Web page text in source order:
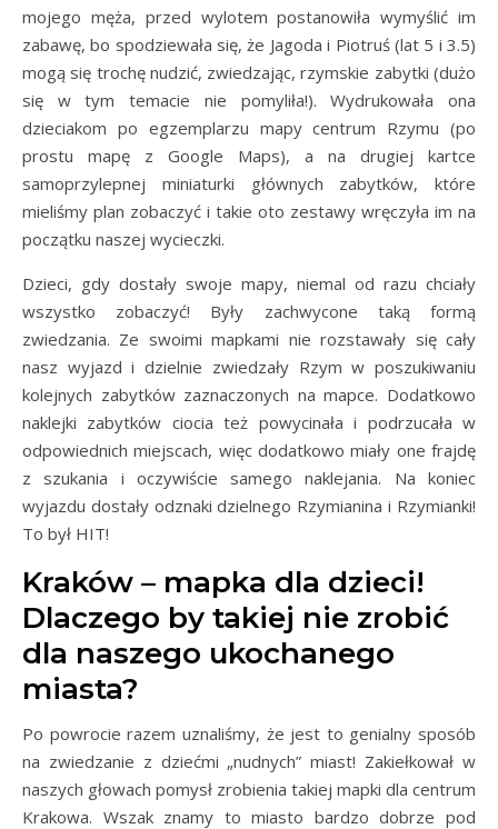
mojego męża, przed wylotem postanowiła wymyślić im
zabawę, bo spodziewała się, że Jagoda i Piotruś (lat 5 i 3.5)
mogą się trochę nudzić, zwiedzając, rzymskie zabytki (dużo
się w tym temacie nie pomyliła!). Wydrukowała ona
dzieciakom po egzemplarzu mapy centrum Rzymu (po
prostu mapę z Google Maps), a na drugiej kartce
samoprzylepnej miniaturki głównych zabytków, które
mieliśmy plan zobaczyć i takie oto zestawy wręczyła im na
początku naszej wycieczki.
Dzieci, gdy dostały swoje mapy, niemal od razu chciały
wszystko zobaczyć! Były zachwycone taką formą
zwiedzania. Ze swoimi mapkami nie rozstawały się cały
nasz wyjazd i dzielnie zwiedzały Rzym w poszukiwaniu
kolejnych zabytków zaznaczonych na mapce. Dodatkowo
naklejki zabytków ciocia też powycinała i podrzucała w
odpowiednich miejscach, więc dodatkowo miały one frajdę
z szukania i oczywiście samego naklejania. Na koniec
wyjazdu dostały odznaki dzielnego Rzymianina i Rzymianki!
To był HIT!
Kraków – mapka dla dzieci!
Dlaczego by takiej nie zrobić
dla naszego ukochanego
miasta?
Po powrocie razem uznaliśmy, że jest to genialny sposób
na zwiedzanie z dziećmi „nudnych” miast! Zakiełkował w
naszych głowach pomysł zrobienia takiej mapki dla centrum
Krakowa. Wszak znamy to miasto bardzo dobrze pod